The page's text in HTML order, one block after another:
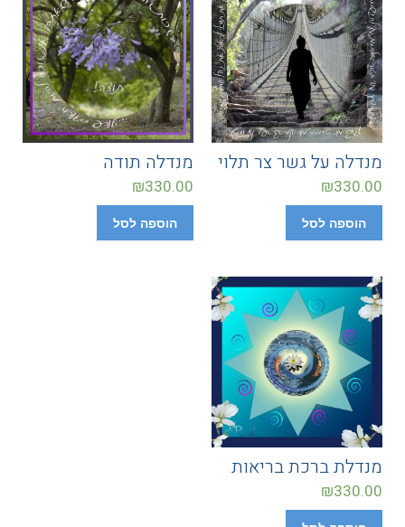
מנדלה על גשר צר תלוי
₪330.00
הוספה לסל
מנדלה תודה
₪330.00
הוספה לסל
מנדלת ברכת בריאות
₪330.00